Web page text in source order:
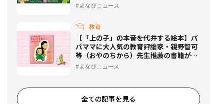
まなびニュース
教育
【「上の子」の本音を代弁する絵本】パ
パママに大人気の教育評論家・親野智可
等（おやのちから）先生推薦の書籍が発
売！
まなびニュース
全ての記事を見る